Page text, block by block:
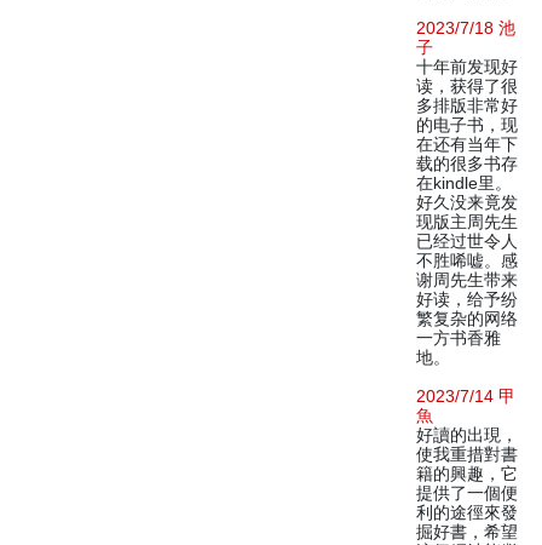
2023/7/18 池
子
十年前发现好
读，获得了很
多排版非常好
的电子书，现
在还有当年下
载的很多书存
在kindle里。
好久没来竟发
现版主周先生
已经过世令人
不胜唏嘘。感
谢周先生带来
好读，给予纷
繁复杂的网络
一方书香雅
地。
2023/7/14 甲
魚
好讀的出現，
使我重措對書
籍的興趣，它
提供了一個便
利的途徑來發
掘好書，希望